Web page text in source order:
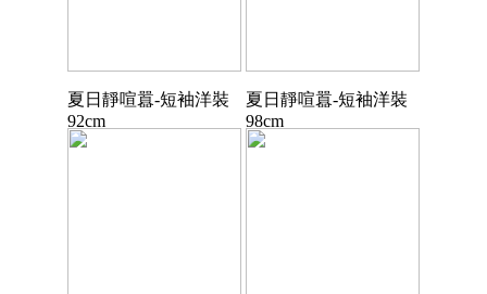
夏日靜喧囂-短袖洋裝
92cm
夏日靜喧囂-短袖洋裝
98cm